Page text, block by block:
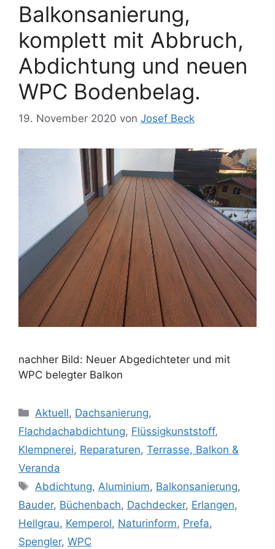
Balkonsanierung,
komplett mit Abbruch,
Abdichtung und neuen
WPC Bodenbelag.
19. November 2020 von Josef Beck
nachher Bild: Neuer Abgedichteter und mit
WPC belegter Balkon
Kategorien
Aktuell, Dachsanierung,
Flachdachabdichtung, Flüssigkunststoff,
Klempnerei, Reparaturen, Terrasse, Balkon &
Veranda
Schlagwörter
Abdichtung,Aluminium, Balkonsanierung,
Bauder, Büchenbach, Dachdecker, Erlangen,
Hellgrau, Kemperol, Naturinform, Prefa,
Spengler, WPC